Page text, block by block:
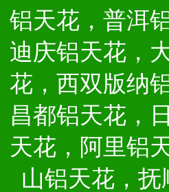
铝天花，普洱
迪庆铝天花，
花，西双版纳
昌都铝天花，
天花，阿里铝
山铝天花，